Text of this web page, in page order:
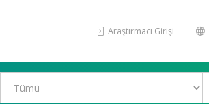
Araştırmacı Girişi